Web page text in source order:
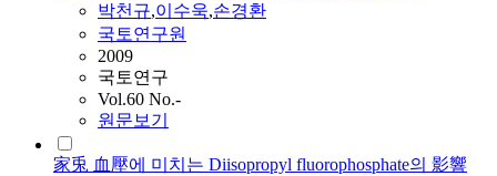
박천규,이수욱,손경환
국토연구원
2009
국토연구
Vol.60 No.-
원문보기
家兎 血壓에 미치는 Diisopropyl fluorophosphate의 影響